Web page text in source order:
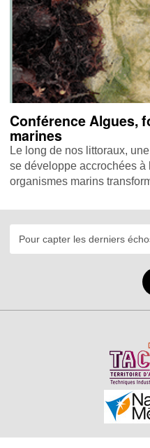
Conférence Algues,
marines
Le long de nos littoraux,
se développe accrochées
organismes marins